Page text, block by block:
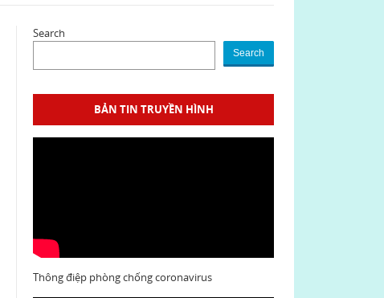
Search
Search
BẢN TIN TRUYỀN HÌNH
Thông điệp phòng chống coronavirus